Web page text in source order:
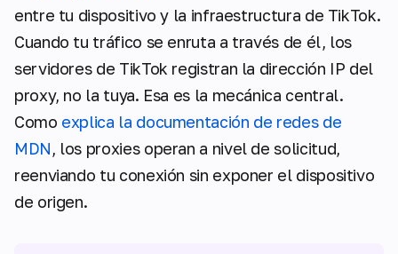
entre tu dispositivo y la infraestructura de TikTok.
Cuando tu tráfico se enruta a través de él, los
servidores de TikTok registran la dirección IP del
proxy, no la tuya. Esa es la mecánica central.
Como explica la documentación de redes de
MDN, los proxies operan a nivel de solicitud,
reenviando tu conexión sin exponer el dispositivo
de origen.